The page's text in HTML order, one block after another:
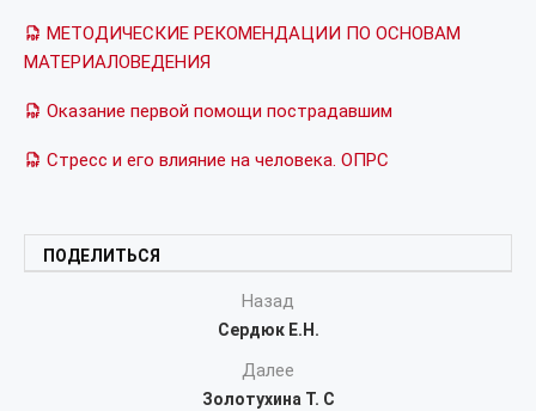
МЕТОДИЧЕСКИЕ РЕКОМЕНДАЦИИ ПО ОСНОВАМ
МАТЕРИАЛОВЕДЕНИЯ
Оказание первой помощи пострадавшим
Стресс и его влияние на человека. ОПРС
ПОДЕЛИТЬСЯ
Назад
Сердюк Е.Н.
Далее
Золотухина Т. С